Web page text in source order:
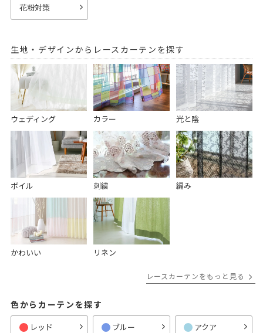
花粉対策
生地・デザインからレースカーテンを探す
ウェディング カラー 光と陰
ボイル 刺繍 編み
かわいい リネン
レースカーテンをもっと見る
色からカーテンを探す
レッド ブルー アクア